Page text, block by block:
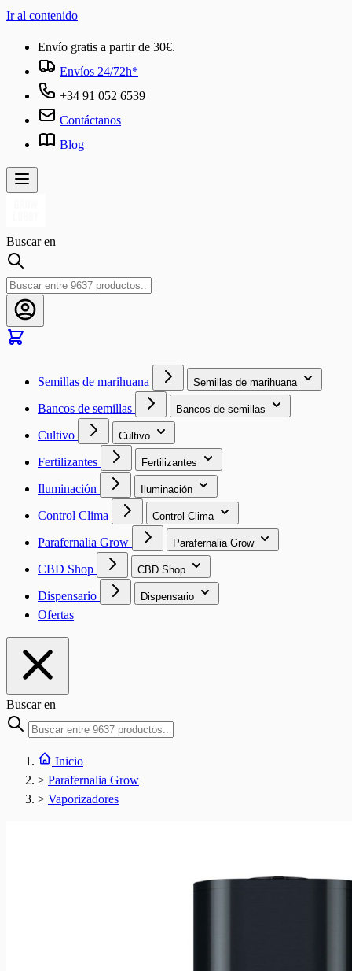
Ir al contenido
Envío gratis a partir de 30€.
Envíos 24/72h*
+34 91 052 6539
Contáctanos
Blog
Buscar en
Semillas de marihuana Semillas de marihuana
Bancos de semillas Bancos de semillas
Cultivo Cultivo
Fertilizantes Fertilizantes
Iluminación Iluminación
Control Clima Control Clima
Parafernalia Grow Parafernalia Grow
CBD Shop CBD Shop
Dispensario Dispensario
Ofertas
Buscar en
Inicio
> Parafernalia Grow
> Vaporizadores